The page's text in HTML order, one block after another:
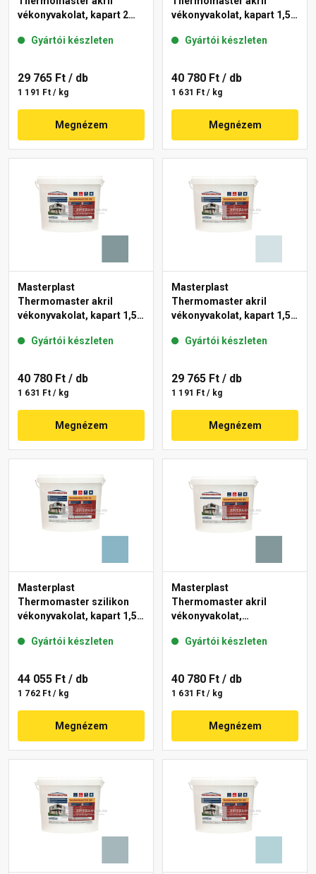
vékonyvakolat, kapart 2
Gyártói készleten
29 765 Ft / db
1 191 Ft / kg
Megnézem
vékonyvakolat, kapart 1,5
Gyártói készleten
40 780 Ft / db
1 631 Ft / kg
Megnézem
Masterplast
Thermomaster akril
vékonyvakolat, kapart 1,5
Gyártói készleten
40 780 Ft / db
1 631 Ft / kg
Megnézem
Masterplast
Thermomaster akril
vékonyvakolat, kapart 1,5
Gyártói készleten
29 765 Ft / db
1 191 Ft / kg
Megnézem
Masterplast
Thermomaster szilikon
vékonyvakolat, kapart 1,5
Gyártói készleten
44 055 Ft / db
1 762 Ft / kg
Megnézem
Masterplast
Thermomaster akril
vékonyvakolat,
39-C 25 kg
Gyártói készleten
40 780 Ft / db
1 631 Ft / kg
Megnézem